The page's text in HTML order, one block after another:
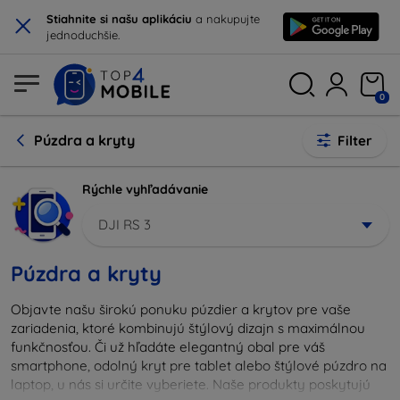
× Stiahnite si našu aplikáciu a nakupujte
jednoduchšie.
0
Púzdra a kryty Filter
Rýchle vyhľadávanie
DJI RS 3
Púzdra a kryty
Objavte našu širokú ponuku púzdier a krytov pre vaše
zariadenia, ktoré kombinujú štýlový dizajn s maximálnou
funkčnosťou. Či už hľadáte elegantný obal pre váš
smartphone, odolný kryt pre tablet alebo štýlové púzdro na
laptop, u nás si určite vyberiete. Naše produkty poskytujú